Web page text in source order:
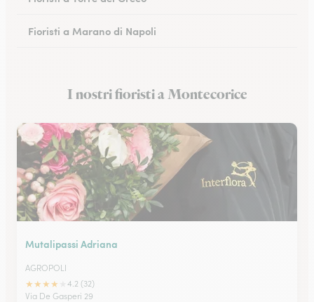
Fioristi a Marano di Napoli
Fioristi a Castellammare di Stabia
I nostri fioristi a Montecorice
Mutalipassi Adriana
AGROPOLI
★★★★
4.2 (32)
Via De Gasperi 29